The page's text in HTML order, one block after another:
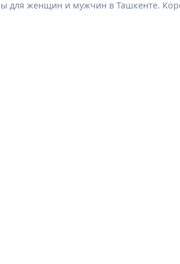
для женщин и мужчин в Ташкенте.